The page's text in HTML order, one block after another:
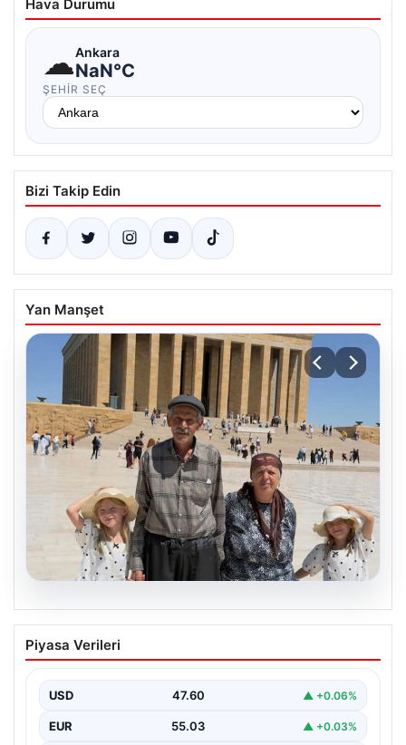
Hava Durumu
☁Ankara
NaN°C
ŞEHIR SEÇ
Bizi Takip Edin
Yan Manşet
05.08.2026
Umuda Yolculuk: 34 Yıllık Bekleyişin
Ardından Gelen Mutluluk ve Anıtkabir
Adıyaman’da yaşayan Abuzer ve Zeynep Yıldırım çifti,
Piyasa Verileri
USD 47.60 ▲ +0.06%
EUR 55.03 ▲ +0.03%